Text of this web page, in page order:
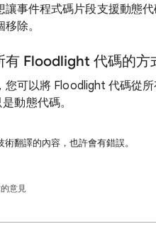
事件程式碼片段支援動態代
除。
有 Floodlight 代碼的方
您可以將 Floodlight 代碼從
動態代碼。
翻譯的內容，也許會有錯誤。
意見